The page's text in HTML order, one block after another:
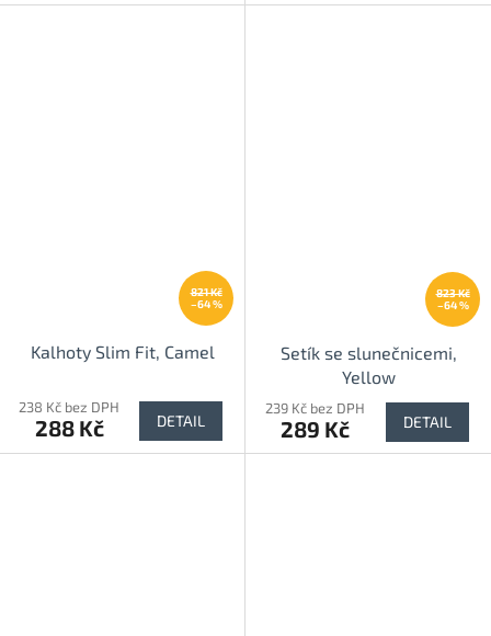
821 Kč
–64 %
Kalhoty Slim Fit, Camel
238 Kč bez DPH
288 Kč DETAIL
823 Kč
–64 %
Setík se slunečnicemi,
Yellow
239 Kč bez DPH
289 Kč DETAIL